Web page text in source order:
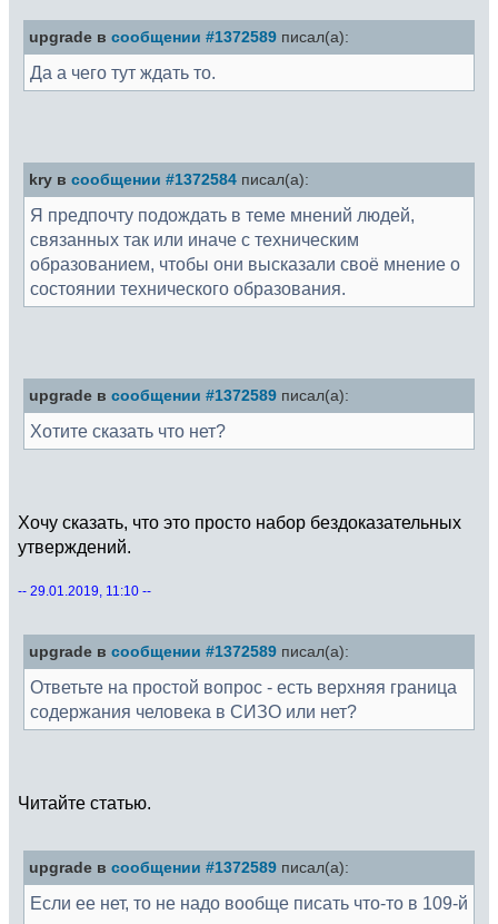
upgrade в сообщении #1372589 писал(а):
Да а чего тут ждать то.
kry в сообщении #1372584 писал(а):
Я предпочту подождать в теме мнений людей,
связанных так или иначе с техническим
образованием, чтобы они высказали своё мнение о
состоянии технического образования.
upgrade в сообщении #1372589 писал(а):
Хотите сказать что нет?
Хочу сказать, что это просто набор бездоказательных
утверждений.
-- 29.01.2019, 11:10 --
upgrade в сообщении #1372589 писал(а):
Ответьте на простой вопрос - есть верхняя граница
содержания человека в СИЗО или нет?
Читайте статью.
upgrade в сообщении #1372589 писал(а):
Если ее нет, то не надо вообще писать что-то в 109-й